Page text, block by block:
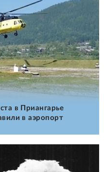
в Приангарье
в аэропорт